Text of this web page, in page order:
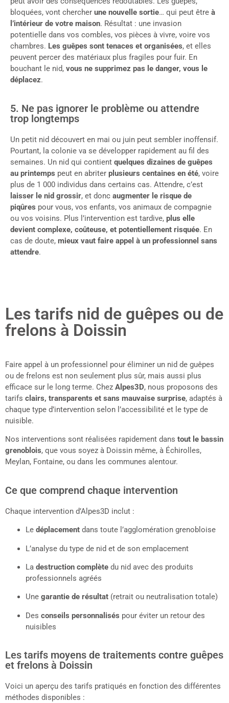
bloquées, vont chercher une nouvelle sortie… qui peut être à
l’intérieur de votre maison. Résultat : une invasion
potentielle dans vos combles, vos pièces à vivre, voire vos
chambres. Les guêpes sont tenaces et organisées, et elles
peuvent percer des matériaux plus fragiles pour fuir. En
bouchant le nid, vous ne supprimez pas le danger, vous le
déplacez.
5. Ne pas ignorer le problème ou attendre
trop longtemps
Un petit nid découvert en mai ou juin peut sembler inoffensif.
Pourtant, la colonie va se développer rapidement au fil des
semaines. Un nid qui contient quelques dizaines de guêpes
au printemps peut en abriter plusieurs centaines en été, voire
plus de 1 000 individus dans certains cas. Attendre, c’est
laisser le nid grossir, et donc augmenter le risque de
piqûres pour vous, vos enfants, vos animaux de compagnie
ou vos voisins. Plus l’intervention est tardive, plus elle
devient complexe, coûteuse, et potentiellement risquée. En
cas de doute, mieux vaut faire appel à un professionnel sans
attendre.
Les tarifs nid de guêpes ou de
frelons à Doissin
Faire appel à un professionnel pour éliminer un nid de guêpes
ou de frelons est non seulement plus sûr, mais aussi plus
efficace sur le long terme. Chez Alpes3D, nous proposons des
tarifs clairs, transparents et sans mauvaise surprise, adaptés à
chaque type d’intervention selon l’accessibilité et le type de
nuisible.
Nos interventions sont réalisées rapidement dans tout le bassin
grenoblois, que vous soyez à Doissin même, à Échirolles,
Meylan, Fontaine, ou dans les communes alentour.
Ce que comprend chaque intervention
Chaque intervention d’Alpes3D inclut :
Le déplacement dans toute l’agglomération grenobloise
L’analyse du type de nid et de son emplacement
La destruction complète du nid avec des produits
professionnels agréés
Une garantie de résultat (retrait ou neutralisation totale)
Des conseils personnalisés pour éviter un retour des
nuisibles
Les tarifs moyens de traitements contre guêpes
et frelons à Doissin
Voici un aperçu des tarifs pratiqués en fonction des différentes
méthodes disponibles :